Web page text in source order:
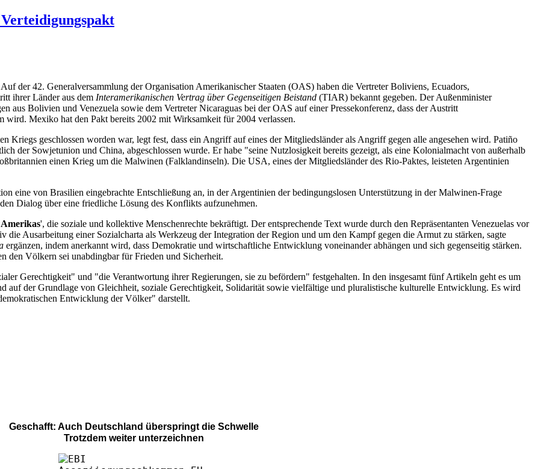
der 42. Generalversammlung der Organisation Amerikanischer Staaten (OAS) haben die Vertreter Boliviens, Ecuadors,
ihrer Länder aus dem Interamerikanischen Vertrag über Gegenseitigen Beistand (TIAR) bekannt gegeben. Der Außenminister
aus Bolivien und Venezuela sowie dem Vertreter Nicaraguas bei der OAS auf einer Pressekonferenz, dass der Austritt
wird. Mexiko hat den Pakt bereits 2002 mit Wirksamkeit für 2004 verlassen.
Kriegs geschlossen worden war, legt fest, dass ein Angriff auf eines der Mitgliedsländer als Angriff gegen alle angesehen wird. Patiño
der Sowjetunion und China, abgeschlossen wurde. Er habe "seine Nutzlosigkeit bereits gezeigt, als eine Kolonialmacht von außerhalb
einen Krieg um die Malwinen (Falklandinseln). Die USA, eines der Mitgliedsländer des Rio-Paktes, leisteten Argentinien
eine von Brasilien eingebrachte Entschließung an, in der Argentinien der bedingungslosen Unterstützung in der Malwinen-Frage
Dialog über eine friedliche Lösung des Konflikts aufzunehmen.
', die soziale und kollektive Menschenrechte bekräftigt. Der entsprechende Text wurde durch den Repräsentanten Venezuelas vor
die Ausarbeitung einer Sozialcharta als Werkzeug der Integration der Region und um den Kampf gegen die Armut zu stärken, sagte
ergänzen, indem anerkannt wird, dass Demokratie und wirtschaftliche Entwicklung voneinander abhängen und sich gegenseitig stärken.
den Völkern sei unabdingbar für Frieden und Sicherheit.
Gerechtigkeit" und "die Verantwortung ihrer Regierungen, sie zu befördern" festgehalten. In den insgesamt fünf Artikeln geht es um
auf der Grundlage von Gleichheit, soziale Gerechtigkeit, Solidarität sowie vielfältige und pluralistische kulturelle Entwicklung. Es wird
Entwicklung der Völker" darstellt.
Geschafft: Auch Deutschland überspringt die Schwelle
Trotzdem weiter unterzeichnen